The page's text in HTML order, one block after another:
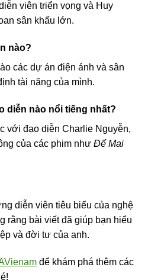
viên triển vọng và Huy
sân khấu lớn.
nào?
các dự án điện ảnh và sân
tài năng của mình.
diễn nào nổi tiếng nhất?
với đạo diễn Charlie Nguyễn,
của các phim như Để Mai
diễn viên tiêu biểu của nghệ
rằng bài viết đã giúp bạn hiểu
và đời tư của anh.
để khám phá thêm các